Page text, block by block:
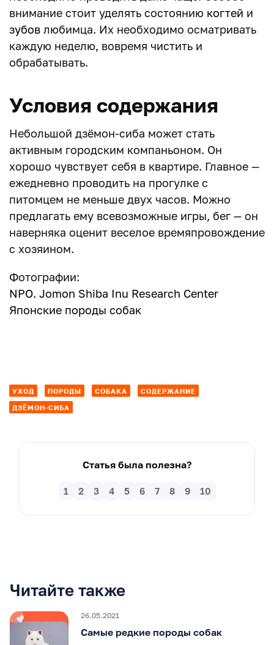
внимание стоит уделять состоянию когтей и
зубов любимца. Их необходимо осматривать
каждую неделю, вовремя чистить и
обрабатывать.
Условия содержания
Небольшой дзёмон-сиба может стать
активным городским компаньоном. Он
хорошо чувствует себя в квартире. Главное —
ежедневно проводить на прогулке с
питомцем не меньше двух часов. Можно
предлагать ему всевозможные игры, бег — он
наверняка оценит веселое времяпровождение
с хозяином.
Фотографии:
NPO. Jomon Shiba Inu Research Center
Японские породы собак
УХОД ПОРОДЫ СОБАКА СОДЕРЖАНИЕ
ДЗЁМОН-СИБА
Статья была полезна?
10
9
8
7
6
5
4
3
2
1
Читайте также
26.05.2021
Самые редкие породы собак